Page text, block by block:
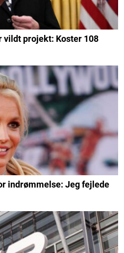
vildt projekt: Koster 108
indrømmelse: Jeg fejlede